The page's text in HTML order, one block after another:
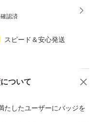
認済
スピード＆安心発送
ついて
たしたユーザーにバッジを
商品への質問